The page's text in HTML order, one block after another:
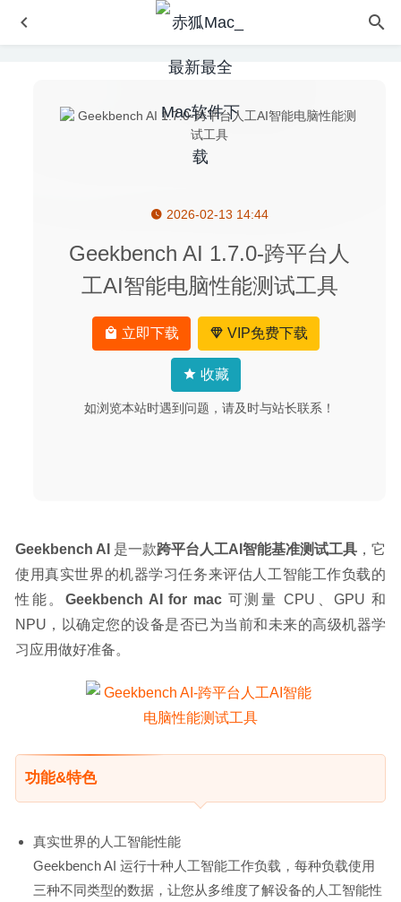
2026-02-13 14:44
Geekbench AI 1.7.0-跨平台人
工AI智能电脑性能测试工具
立即下载 VIP免费下载
收藏
如浏览本站时遇到问题，请及时与站长联系！
Geekbench AI 是一款跨平台人工AI智能基准测试工具 ，它
使用真实世界的机器学习任务来评估人工智能工作负载的
性能。 Geekbench AI for mac 可测量 CPU、GPU 和
NPU，以确定您的设备是否已为当前和未来的高级机器学
习应用做好准备。
功能&特色
真实世界的人工智能性能
Geekbench AI 运行十种人工智能工作负载，每种负载使用
三种不同类型的数据，让您从多维度了解设备的人工智能性
Adobe Audition 2020 13.0.6 中文版-非常专业的音频处理软
Performance Test 4.4.2-macOS系统基准测试器硬盘测速
2026-06-25
DssW Power Manager 5.4.8 – 简单易用的电源管理软件
Brightly PRO 2.2.1 – 自动增强照片视频亮度软件
Winclone Pro 10.5 中文版 – 专业的 Boot Camp 迁移助手